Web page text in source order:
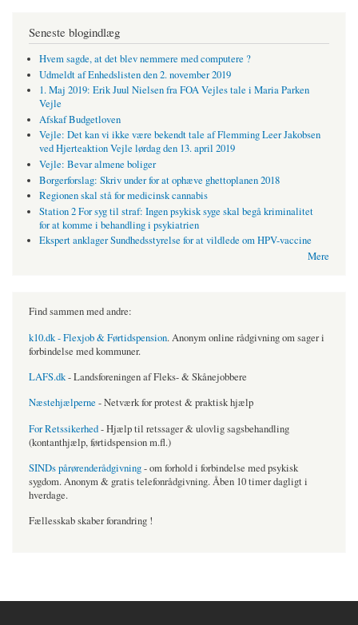
Seneste blogindlæg
Hvem sagde, at det blev nemmere med computere ?
Udmeldt af Enhedslisten den 2. november 2019
1. Maj 2019: Erik Juul Nielsen fra FOA Vejles tale i Maria Parken
Vejle
Afskaf Budgetloven
Vejle: Det kan vi ikke være bekendt tale af Flemming Leer Jakobsen
ved Hjerteaktion Vejle lørdag den 13. april 2019
Vejle: Bevar almene boliger
Borgerforslag: Skriv under for at ophæve ghettoplanen 2018
Regionen skal stå for medicinsk cannabis
Station 2 For syg til straf: Ingen psykisk syge skal begå kriminalitet
for at komme i behandling i psykiatrien
Ekspert anklager Sundhedsstyrelse for at vildlede om HPV-vaccine
Mere
Find sammen med andre:
k10.dk - Flexjob & Førtidspension. Anonym online rådgivning om sager i
forbindelse med kommuner.
LAFS.dk- Landsforeningen af Fleks- & Skånejobbere
Næstehjælperne - Netværk for protest & praktisk hjælp
For Retssikerhed- Hjælp til retssager & ulovlig sagsbehandling
(kontanthjælp, førtidspension m.fl.)
SINDs pårørenderådgivning- om forhold i forbindelse med psykisk
sygdom. Anonym & gratis telefonrådgivning. Åben 10 timer dagligt i
hverdage.
Fællesskab skaber forandring !